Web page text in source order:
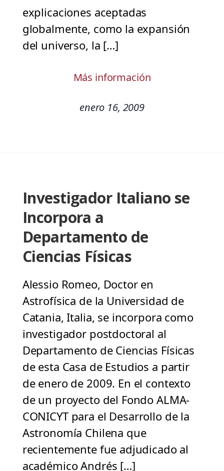
explicaciones aceptadas
globalmente, como la expansión
del universo, la […]
Más información
enero 16, 2009
Investigador Italiano se
Incorpora a
Departamento de
Ciencias Físicas
Alessio Romeo, Doctor en
Astrofísica de la Universidad de
Catania, Italia, se incorpora como
investigador postdoctoral al
Departamento de Ciencias Físicas
de esta Casa de Estudios a partir
de enero de 2009. En el contexto
de un proyecto del Fondo ALMA-
CONICYT para el Desarrollo de la
Astronomía Chilena que
recientemente fue adjudicado al
académico Andrés […]